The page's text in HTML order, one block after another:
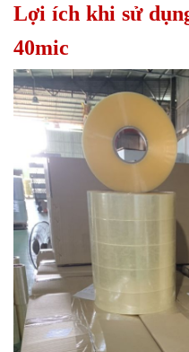
Lợi ích khi sử
40mic